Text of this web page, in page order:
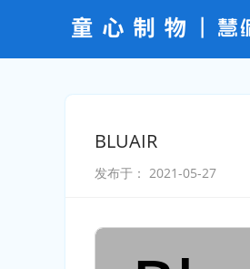
BLUAIR
发布于： 2021-05-27